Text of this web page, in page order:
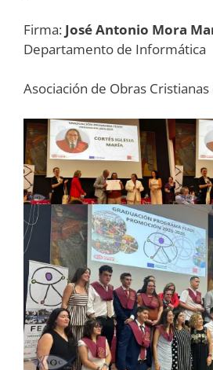
Firma: José Antonio Mora
Departamento de Informática
Asociación de Obras